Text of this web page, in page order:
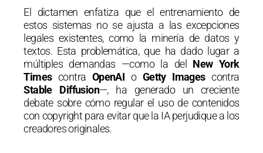
El dictamen enfatiza que el entrenamiento de
estos sistemas no se ajusta a las excepciones
legales existentes, como la minería de datos y
textos. Esta problemática, que ha dado lugar a
múltiples demandas —como la del New York
Timescontra OpenAI o Getty Imagescontra
Stable Diffusion—, ha generado un creciente
debate sobre cómo regular el uso de contenidos
con copyright para evitar que la IA perjudique a los
creadores originales.